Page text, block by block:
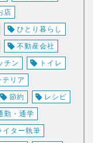
店
ひとり暮らし
不動産会社
チン トイレ
テリア
節約 レシピ
勤・通学
イター執筆